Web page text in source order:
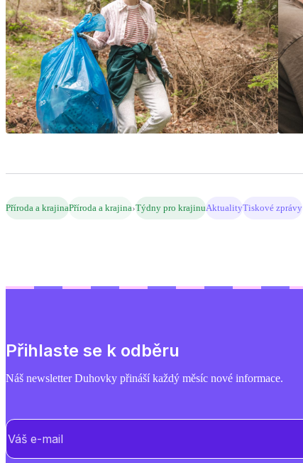
Příroda a krajinaPříroda a krajina›Týdny pro krajinuAktualityTiskové zprávy
Přihlaste se k odběru
Náš newsletter Duhovky přináší každý měsíc nové informace.
E-mail